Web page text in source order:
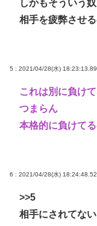
しかもそういう
相手を疲弊させ
5 : 2021/04/28(水) 18:23:13.89
これは別に負け
つまらん
本格的に負けて
6 : 2021/04/28(水) 18:24:48.52
>>5
相手にされてな